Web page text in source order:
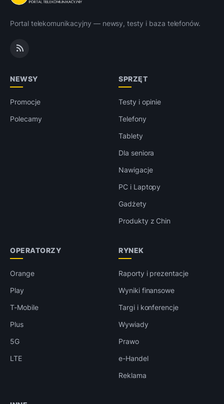
Portal telekomunikacyjny — newsy, testy i baza telefonów.
NEWSY
Promocje
Polecamy
SPRZĘT
Testy i opinie
Telefony
Tablety
Dla seniora
Nawigacje
PC i Laptopy
Gadżety
Produkty z Chin
OPERATORZY
Orange
Play
T-Mobile
Plus
5G
LTE
RYNEK
Raporty i prezentacje
Wyniki finansowe
Targi i konferencje
Wywiady
Prawo
e-Handel
Reklama